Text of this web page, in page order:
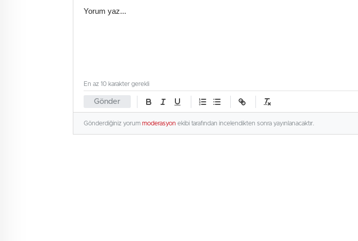
Gönder
En az 10 karakter gerekli
Gönderdiğiniz yorum moderasyon ekibi tarafından incelendikten sonra yayınlanacaktır.